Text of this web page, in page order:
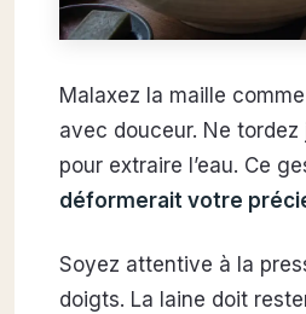
Malaxez la maille
avec douceur. Ne tordez
pour extraire l’eau. Ce
déformerait votre
Soyez attentive à la
doigts. La laine doit